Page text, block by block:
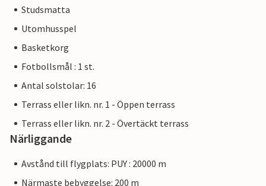
Studsmatta
Utomhusspel
Basketkorg
Fotbollsmål : 1 st.
Antal solstolar: 16
Terrass eller likn. nr. 1 - Öppen terrass
Terrass eller likn. nr. 2 - Övertäckt terrass
Närliggande
Avstånd till flygplats: PUY : 20000 m
Närmaste bebyggelse: 200 m